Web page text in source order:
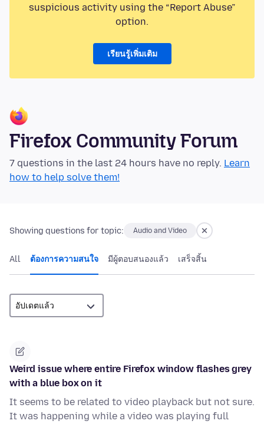
suspicious activity using the “Report Abuse”
option.
เรียนรู้เพิ่มเติม
Firefox Community Forum
7 questions in the last 24 hours have no reply. Learn
how to help solve them!
Showing questions for topic: Audio and Video
All ต้องการความสนใจ มีผู้ตอบสนองแล้ว เสร็จสิ้น
Weird issue where entire Firefox window flashes grey
with a blue box on it
It seems to be related to video playback but not sure.
It was happening while a video was playing full